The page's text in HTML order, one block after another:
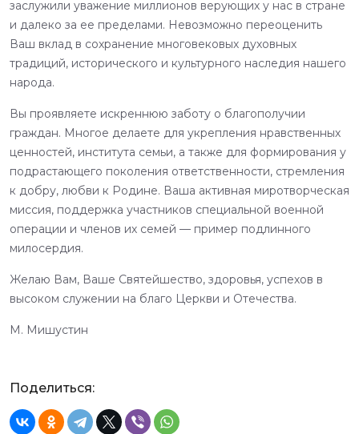
заслужили уважение миллионов верующих у нас в стране
и далеко за ее пределами. Невозможно переоценить
Ваш вклад в сохранение многовековых духовных
традиций, исторического и культурного наследия нашего
народа.
Вы проявляете искреннюю заботу о благополучии
граждан. Многое делаете для укрепления нравственных
ценностей, института семьи, а также для формирования у
подрастающего поколения ответственности, стремления
к добру, любви к Родине. Ваша активная миротворческая
миссия, поддержка участников специальной военной
операции и членов их семей — пример подлинного
милосердия.
Желаю Вам, Ваше Святейшество, здоровья, успехов в
высоком служении на благо Церкви и Отечества.
М. Мишустин
Поделиться: